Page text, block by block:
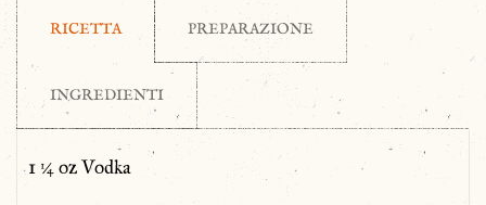
RICETTA PREPARAZIONE
INGREDIENTI
1 ¼ oz Vodka